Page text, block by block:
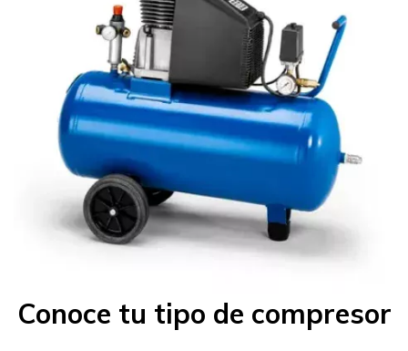
Conoce tu tipo de compresor